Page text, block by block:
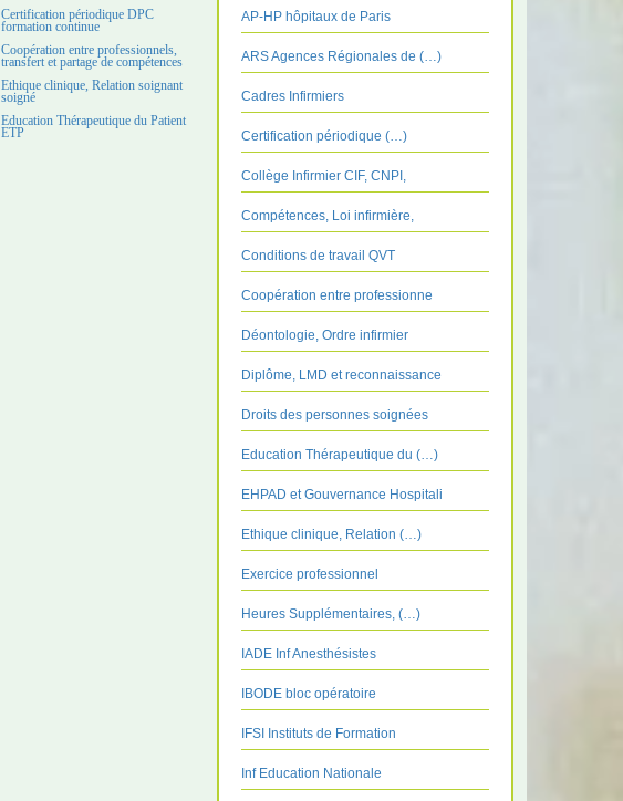
Certification périodique DPC
formation continue
Coopération entre professionnels,
transfert et partage de compétences
Ethique clinique, Relation soignant
soigné
Education Thérapeutique du Patient
ETP
AP-HP hôpitaux de Paris
ARS Agences Régionales de (…)
Cadres Infirmiers
Certification périodique (…)
Collège Infirmier CIF, CNPI,
Compétences, Loi infirmière,
Conditions de travail QVT
Coopération entre professionne
Déontologie, Ordre infirmier
Diplôme, LMD et reconnaissance
Droits des personnes soignées
Education Thérapeutique du (…)
EHPAD et Gouvernance Hospitali
Ethique clinique, Relation (…)
Exercice professionnel
Heures Supplémentaires, (…)
IADE Inf Anesthésistes
IBODE bloc opératoire
IFSI Instituts de Formation
Inf Education Nationale